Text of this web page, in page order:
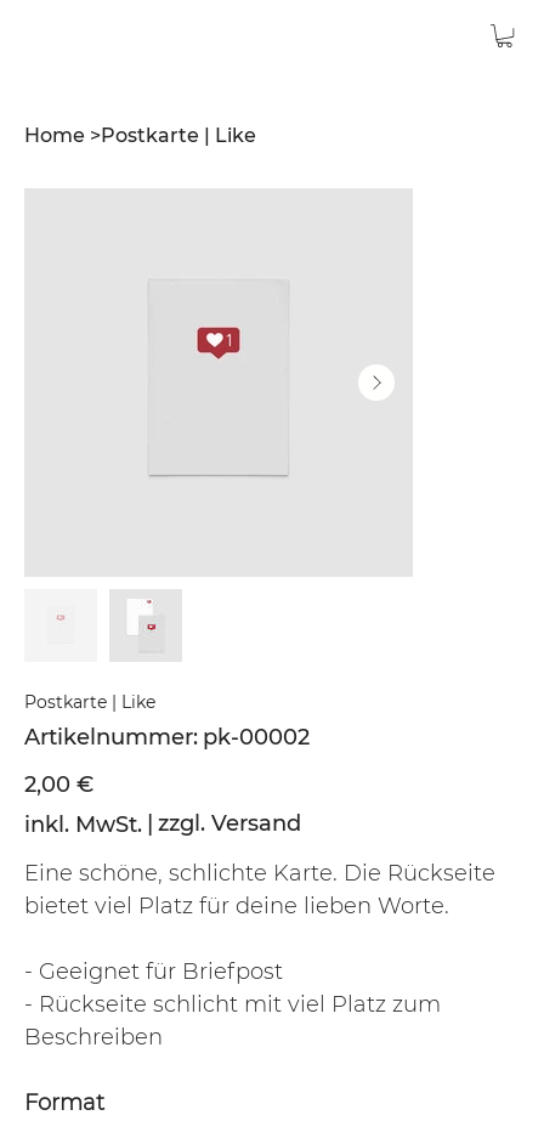
Home >Postkarte | Like
Postkarte | Like
Artikelnummer: Artikelnummer:
pk-
pk-00002
Preis
2,00 €
inkl. MwSt. zzgl. Versand
Eine schöne, schlichte Karte. Die Rückseite
bietet viel Platz für deine lieben Worte.
- Geeignet für Briefpost
- Rückseite schlicht mit viel Platz zum
Beschreiben
Format